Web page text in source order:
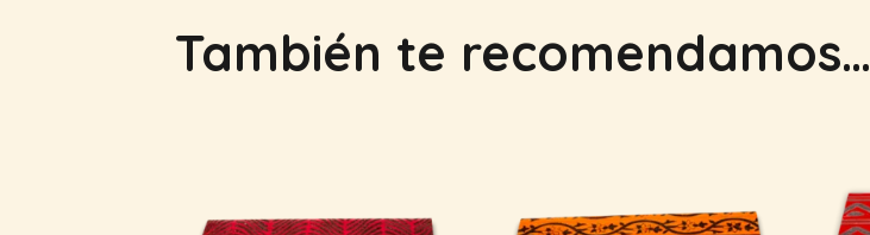
También te recomendamos…